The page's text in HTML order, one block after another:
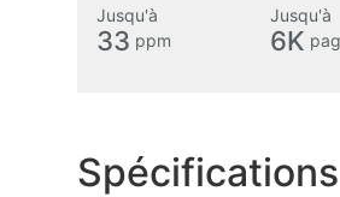
Jusqu'à
33 ppm
Jusqu'à
6K
Spécifications